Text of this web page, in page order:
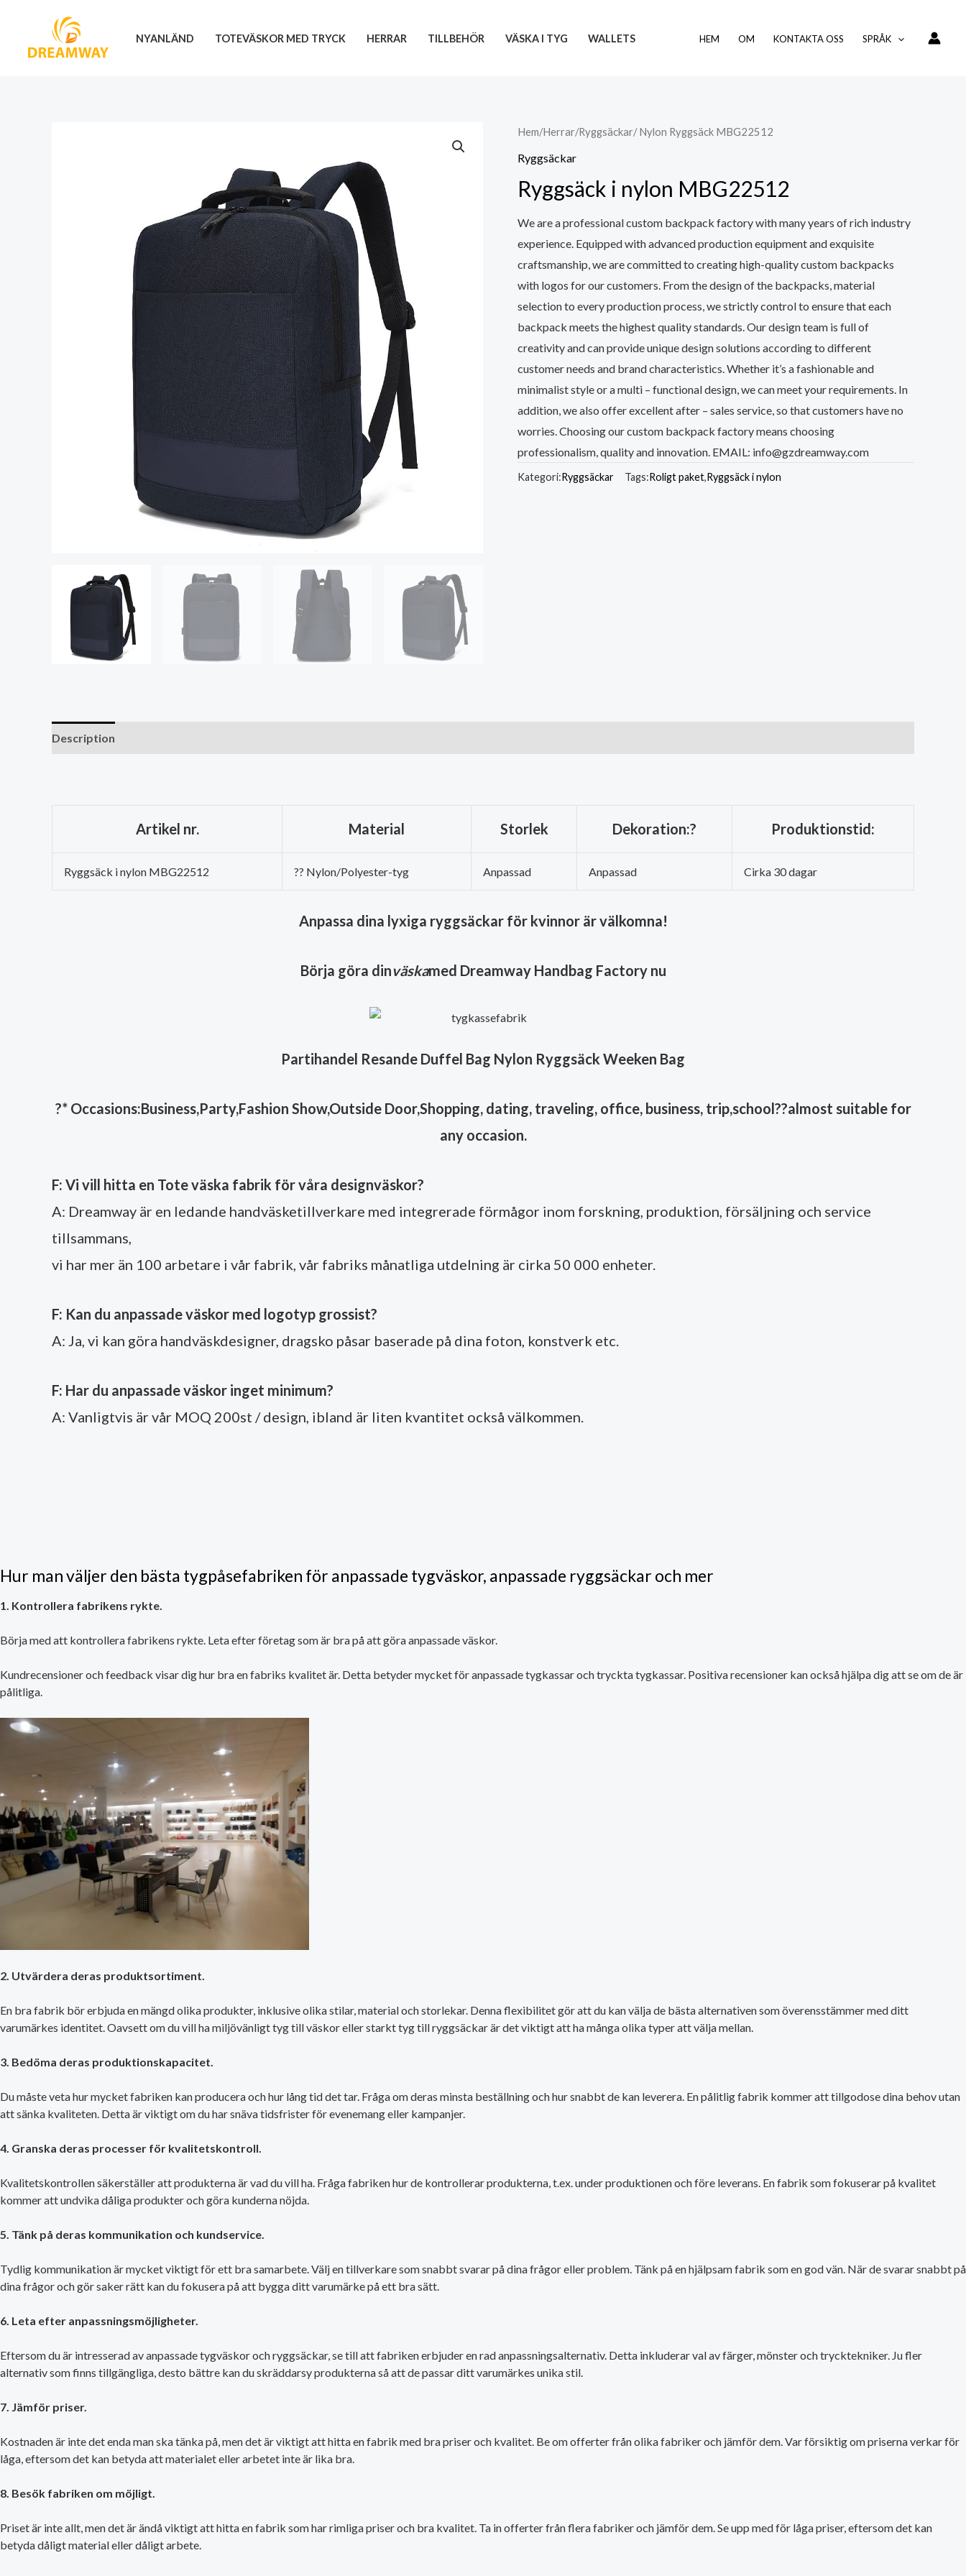
innehåll
NYANLÄND TOTEVÄSKOR MED TRYCK HERRAR TILLBEHÖR VÄSKA I TYG WALLETS HEM OM KONTAKTA OSS SPRÅK
Hem/Herrar/Ryggsäckar/ Nylon Ryggsäck MBG22512
Ryggsäckar
Ryggsäck i nylon MBG22512
We are a professional custom backpack factory with many years of rich industry
experience. Equipped with advanced production equipment and exquisite
craftsmanship, we are committed to creating high-quality custom backpacks
with logos for our customers. From the design of the backpacks, material
selection to every production process, we strictly control to ensure that each
backpack meets the highest quality standards. Our design team is full of
creativity and can provide unique design solutions according to different
customer needs and brand characteristics. Whether it’s a fashionable and
minimalist style or a multi – functional design, we can meet your requirements. In
addition, we also offer excellent after – sales service, so that customers have no
worries. Choosing our custom backpack factory means choosing
professionalism, quality and innovation. EMAIL: info@gzdreamway.com
Kategori:Ryggsäckar Tags:Roligt paket,Ryggsäck i nylon
Description
Artikel nr. Material Storlek Dekoration:? Produktionstid:
Ryggsäck i nylon MBG22512 ?? Nylon/Polyester-tyg Anpassad Anpassad Cirka 30 dagar
Anpassa dina lyxiga ryggsäckar för kvinnor är välkomna!
Börja göra dinväskamed Dreamway Handbag Factory nu
Partihandel Resande Duffel Bag Nylon Ryggsäck Weeken Bag
?* Occasions:Business,Party,Fashion Show,Outside Door,Shopping, dating, traveling, office, business, trip,school??almost suitable for
any occasion.
F: Vi vill hitta en Tote väska fabrik för våra designväskor?
A: Dreamway är en ledande handväsketillverkare med integrerade förmågor inom forskning, produktion, försäljning och service
tillsammans,
vi har mer än 100 arbetare i vår fabrik, vår fabriks månatliga utdelning är cirka 50 000 enheter.
F: Kan du anpassade väskor med logotyp grossist?
A: Ja, vi kan göra handväskdesigner, dragsko påsar baserade på dina foton, konstverk etc.
F: Har du anpassade väskor inget minimum?
A: Vanligtvis är vår MOQ 200st / design, ibland är liten kvantitet också välkommen.
Hur man väljer den bästa tygpåsefabriken för anpassade tygväskor, anpassade ryggsäckar och mer
1. Kontrollera fabrikens rykte.
Börja med att kontrollera fabrikens rykte. Leta efter företag som är bra på att göra anpassade väskor.
Kundrecensioner och feedback visar dig hur bra en fabriks kvalitet är. Detta betyder mycket för anpassade tygkassar och tryckta tygkassar. Positiva recensioner kan också hjälpa dig att se om de är
pålitliga.
2. Utvärdera deras produktsortiment.
En bra fabrik bör erbjuda en mängd olika produkter, inklusive olika stilar, material och storlekar. Denna flexibilitet gör att du kan välja de bästa alternativen som överensstämmer med ditt
varumärkes identitet. Oavsett om du vill ha miljövänligt tyg till väskor eller starkt tyg till ryggsäckar är det viktigt att ha många olika typer att välja mellan.
3. Bedöma deras produktionskapacitet.
Du måste veta hur mycket fabriken kan producera och hur lång tid det tar. Fråga om deras minsta beställning och hur snabbt de kan leverera. En pålitlig fabrik kommer att tillgodose dina behov utan
att sänka kvaliteten. Detta är viktigt om du har snäva tidsfrister för evenemang eller kampanjer.
4. Granska deras processer för kvalitetskontroll.
Kvalitetskontrollen säkerställer att produkterna är vad du vill ha. Fråga fabriken hur de kontrollerar produkterna, t.ex. under produktionen och före leverans. En fabrik som fokuserar på kvalitet
kommer att undvika dåliga produkter och göra kunderna nöjda.
5. Tänk på deras kommunikation och kundservice.
Tydlig kommunikation är mycket viktigt för ett bra samarbete. Välj en tillverkare som snabbt svarar på dina frågor eller problem. Tänk på en hjälpsam fabrik som en god vän. När de svarar snabbt på
dina frågor och gör saker rätt kan du fokusera på att bygga ditt varumärke på ett bra sätt.
6. Leta efter anpassningsmöjligheter.
Eftersom du är intresserad av anpassade tygväskor och ryggsäckar, se till att fabriken erbjuder en rad anpassningsalternativ. Detta inkluderar val av färger, mönster och trycktekniker. Ju fler
alternativ som finns tillgängliga, desto bättre kan du skräddarsy produkterna så att de passar ditt varumärkes unika stil.
7. Jämför priser.
Kostnaden är inte det enda man ska tänka på, men det är viktigt att hitta en fabrik med bra priser och kvalitet. Be om offerter från olika fabriker och jämför dem. Var försiktig om priserna verkar för
låga, eftersom det kan betyda att materialet eller arbetet inte är lika bra.
8. Besök fabriken om möjligt.
Priset är inte allt, men det är ändå viktigt att hitta en fabrik som har rimliga priser och bra kvalitet. Ta in offerter från flera fabriker och jämför dem. Se upp med för låga priser, eftersom det kan
betyda dåligt material eller dåligt arbete.